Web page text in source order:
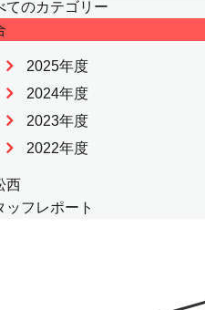
てのカテゴリー
2025年度
2024年度
2023年度
2022年度
西
ッフレポート